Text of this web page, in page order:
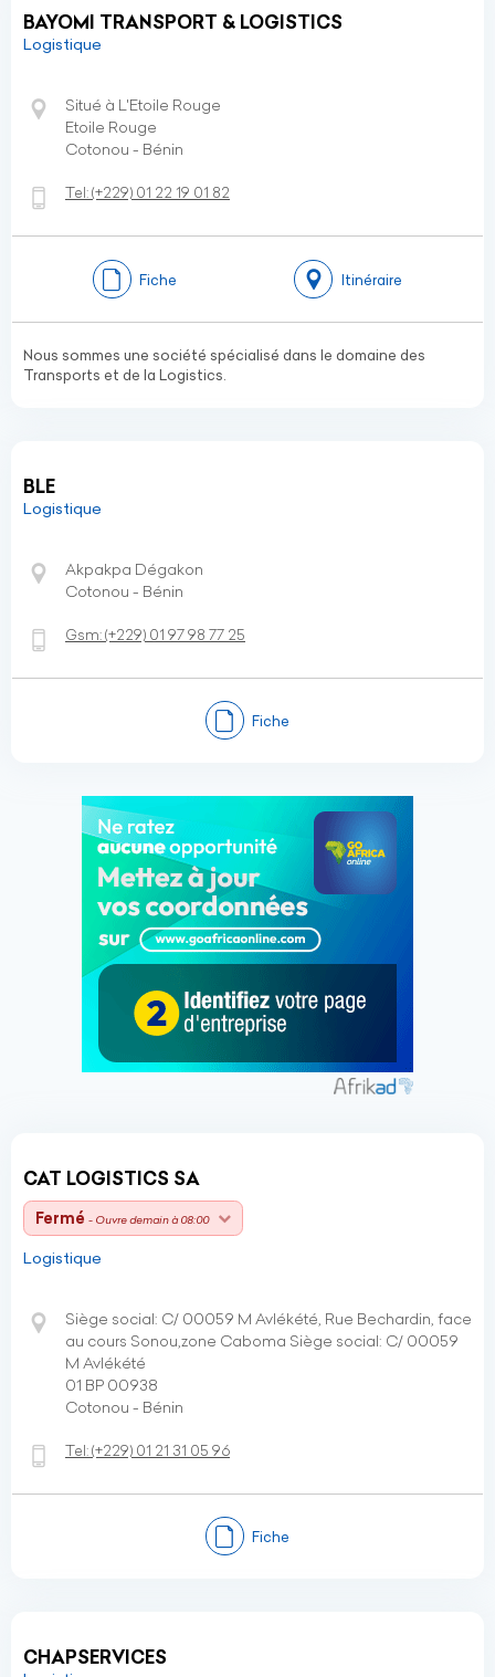
BAYOMI TRANSPORT & LOGISTICS
Logistique
Situé à L'Etoile Rouge
Etoile Rouge
Cotonou - Bénin
Tel:(+229) 01 22 19 01 82
Fiche Itinéraire
Nous sommes une société spécialisé dans le domaine des
Transports et de la Logistics.
BLE
Logistique
Akpakpa Dégakon
Cotonou - Bénin
Gsm:(+229) 01 97 98 77 25
Fiche
CAT LOGISTICS SA
Fermé - Ouvre demain à 08:00
Logistique
Siège social: C/ 00059 M Avlékété, Rue Bechardin, face
au cours Sonou,zone Caboma Siège social: C/ 00059
M Avlékété
01 BP 00938
Cotonou - Bénin
Tel:(+229) 01 21 31 05 96
Fiche
CHAPSERVICES